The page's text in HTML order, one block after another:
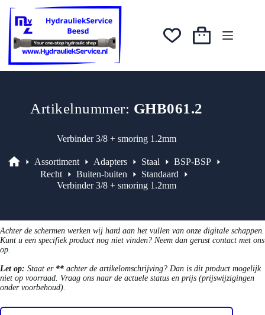
naar
inhoud
was:
€10,10.
€8,58.
Winkelwagen
Artikelnummer: GHB061.2
Verbinder 3/8 + smoring 1.2mm
Assortiment
Assortiment Adapters Staal
BSP-BSP
Recht
Buiten-buiten
Standaard
Verbinder 3/8 + smoring 1.2mm
Achter de schermen werken wij hard aan het vullen van onze digitale schappen.
Kunt u een specifiek product nog niet vinden? Neem dan gerust contact met ons
op.
Let op: Staat er ** achter de artikelomschrijving? Dan is dit product mogelijk
niet op voorraad. Vraag ons naar de actuele status en prijs (prijswijzigingen
onder voorbehoud).